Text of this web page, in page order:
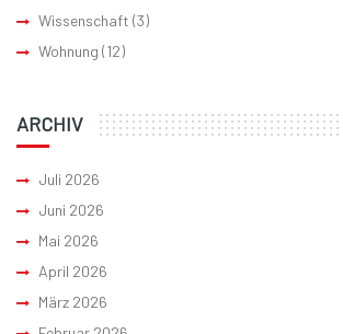
Wissenschaft (3)
Wohnung (12)
ARCHIV
Juli 2026
Juni 2026
Mai 2026
April 2026
März 2026